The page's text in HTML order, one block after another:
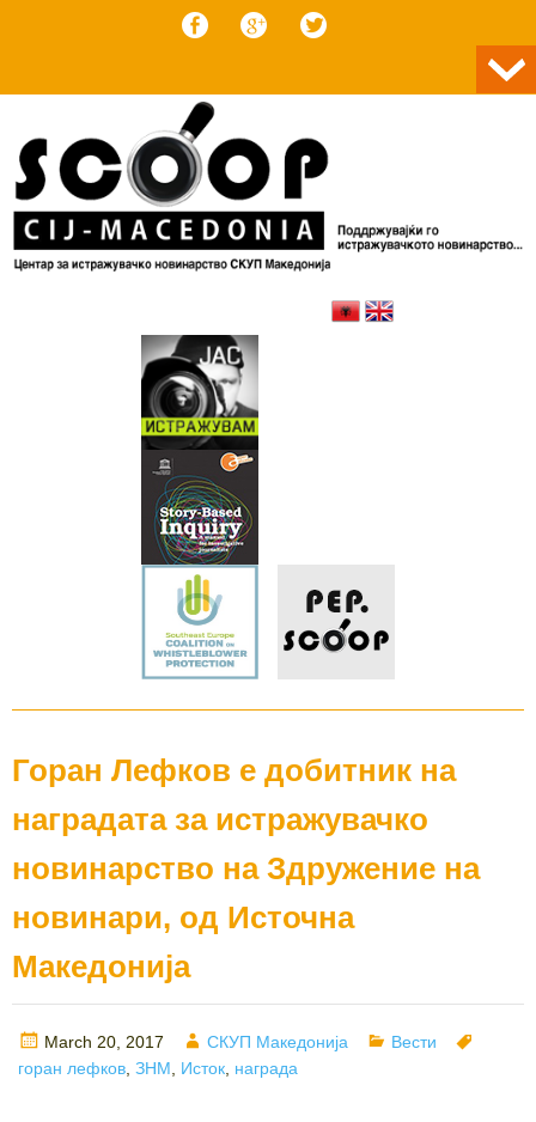
Горан Лефков е добитник на
наградата за истражувачко
новинарство на Здружение на
новинари, од Источна
Македонија
Posted
on
March 20, 2017 Author
СКУП Македонија Categories
Вести
горан лефков ЗНМ Исток награда